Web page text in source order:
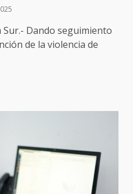
Sur.- Dando seguimiento
de la violencia de